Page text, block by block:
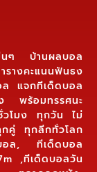
นๆ บ้านผลบอล
งคะแนนฟันธง
แจกทีเด็ดบอล
พร้อมทรรศนะ
โมง ทุกวัน ไม่
คู่ ทุกลีกทั่วโลก
อล, ทีเด็ดบอล
,ทีเด็ดบอลวัน